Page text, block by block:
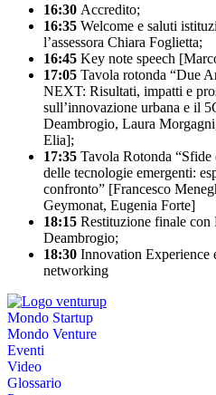
16:30 Accredito;
16:35 Welcome e saluti
l’assessora Chiara Foglietta;
16:45 Key note speech
17:05 Tavola rotonda “Due
NEXT: Risultati, impatti e
sull’innovazione urbana e il
Deambrogio, Laura
Elia];
17:35 Tavola Rotonda “Sfide
delle tecnologie emergenti:
confronto” [Francesco
Geymonat, Eugenia Forte]
18:15 Restituzione finale con
Deambrogio;
18:30 Innovation Experience
networking
Mondo Startup
Mondo Venture
Eventi
Video
Glossario